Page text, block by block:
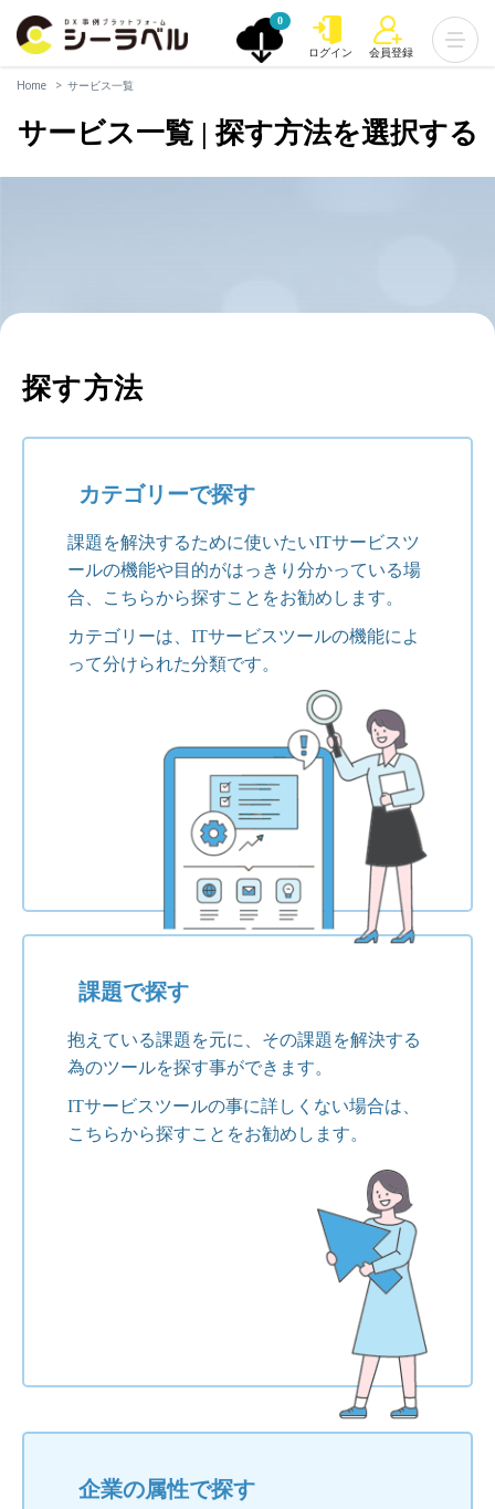
0
ログイン 会員登録
Home サービス一覧
サービス一覧 | 探す方法を選択する
探す方法
カテゴリーで探す
課題を解決するために使いたいITサービスツ
ールの機能や目的がはっきり分かっている場
合、こちらから探すことをお勧めします。
カテゴリーは、ITサービスツールの機能によ
って分けられた分類です。
課題で探す
抱えている課題を元に、その課題を解決する
為のツールを探す事ができます。
ITサービスツールの事に詳しくない場合は、
こちらから探すことをお勧めします。
企業の属性で探す